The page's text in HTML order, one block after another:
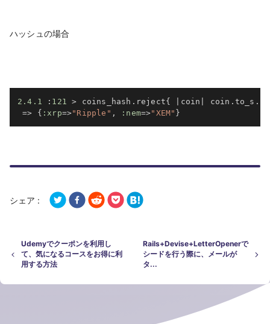
ハッシュの場合
2.4 .1 : 121 > coins_hash . reject{ coin coin . to_s .
=>
{ :xrp=>"Ripple" , :nem=>"XEM" }
シェア :
Udemyでクーポンを利用し
て、気になるコースをお得に利
用する方法
Rails+Devise+LetterOpenerで
シードを行う際に、メールが
タ...